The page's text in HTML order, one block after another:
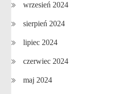
wrzesień 2024
sierpień 2024
lipiec 2024
czerwiec 2024
maj 2024